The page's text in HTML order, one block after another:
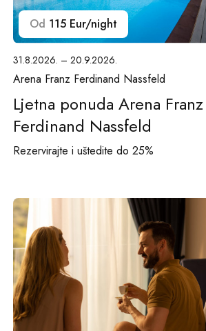
Od 115 Eur/night
31.8.2026. – 20.9.2026.
Arena Franz Ferdinand Nassfeld
Ljetna ponuda Arena Franz
Ferdinand Nassfeld
Rezervirajte i uštedite do 25%